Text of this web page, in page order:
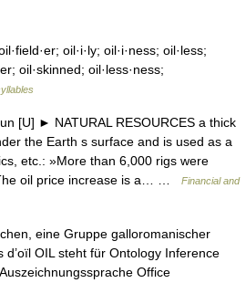
oil·i·ly; oil·i·ness; oil·less;
oil·skinned; oil·less·ness;
[U] ► NATURAL RESOURCES a thick
the Earth s surface and is used as a
etc.: »More than 6,000 rigs were
oil price increase is a… …
Financial and
eine Gruppe galloromanischer
OIL steht für Ontology Inference
Office